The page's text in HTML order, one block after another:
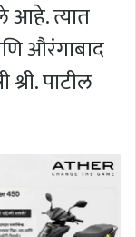
आहे. त्यात
औरंगाबाद
श्री. पाटील